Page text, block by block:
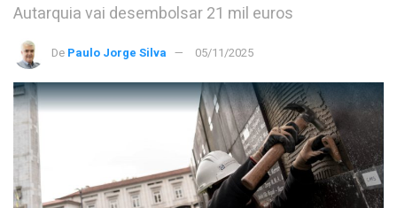
Autarquia vai desembolsar 21 mil euros
De Paulo Jorge Silva 05/11/2025